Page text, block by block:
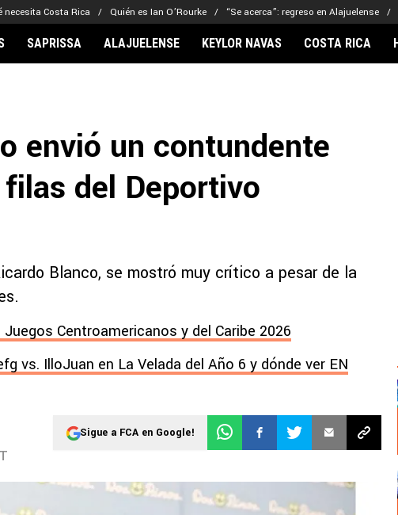
necesita Costa Rica Quién es Ian O’Rourke “Se acerca”: regreso en Alajuelense
Kervin Arriaga
Nathaniel Méndez-Laing
Alajuelense
Comunicaciones
Real Estelí
Noticias
SAPRISSA ALAJUELENSE KEYLOR NAVAS COSTA RICA
envió un contundente
del Deportivo
Blanco, se mostró muy crítico a pesar de la
Juegos Centroamericanos y del Caribe 2026
vs. IlloJuan en La Velada del Año 6 y dónde ver EN
Sigue a FCA en Google!